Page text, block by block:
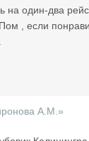
на один-два
, если
А.М.»